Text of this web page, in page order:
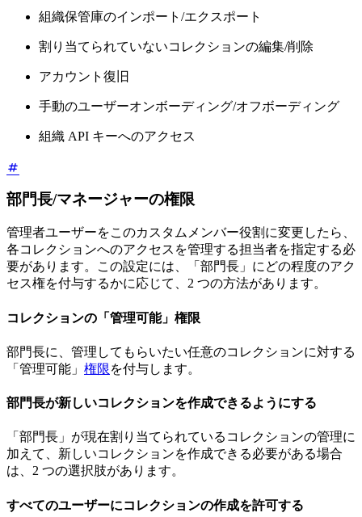
組織保管庫のインポート/エクスポート
割り当てられていないコレクションの編集/削除
アカウント復旧
手動のユーザーオンボーディング/オフボーディング
組織 API キーへのアクセス
部門長/マネージャーの権限
管理者ユーザーをこのカスタムメンバー役割に変更したら、
各コレクションへのアクセスを管理する担当者を指定する必
要があります。この設定には、「部門長」にどの程度のアク
セス権を付与するかに応じて、2 つの方法があります。
コレクションの「管理可能」権限
部門長に、管理してもらいたい任意のコレクションに対する
「管理可能」 権限を付与します。
部門長が新しいコレクションを作成できるようにする
「部門長」が現在割り当てられているコレクションの管理に
加えて、新しいコレクションを作成できる必要がある場合
は、2 つの選択肢があります。
すべてのユーザーにコレクションの作成を許可する